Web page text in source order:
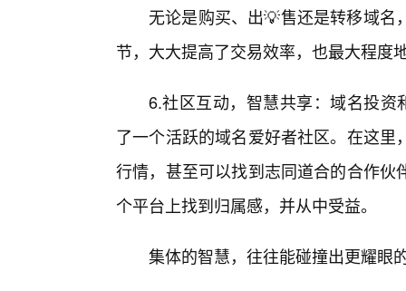
无论是购买、出💡售还是转移域
节，大大提高了交易效率，也最大程度
6.社区互动，智慧共享：域名投资
了一个活跃的域名爱好者社区。在这
行情，甚至可以找到志同道合的合作
个平台上找到归属感，并从中受益。
集体的智慧，往往能碰撞出更耀眼